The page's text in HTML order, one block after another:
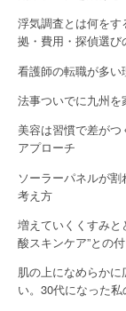
浮気調査とは何を
拠・費用・探偵選び
看護師の転職が多
法事ついでに九州
美容は習慣で差が
アプローチ
ソーラーパネルが
考え方
増えていくくすみと
酸スキンケア”との
肌の上になめらか
い。30代になった